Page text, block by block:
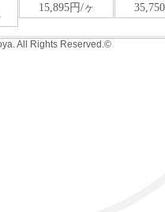
All Rights Reserved.©